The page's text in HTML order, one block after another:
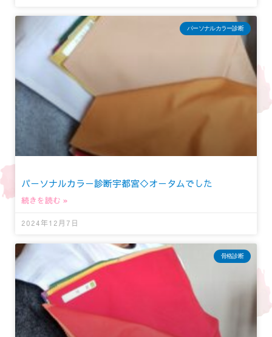
パーソナルカラー診断
パーソナルカラー診断宇都宮◇オータムでした
続きを読む »
2024年12月7日
骨格診断